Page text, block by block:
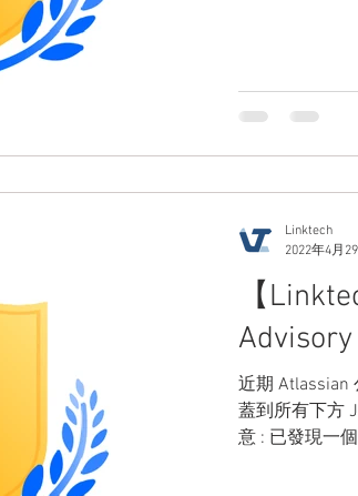
【
近期 Atlassian
蓋到所有下方
意 : 已發現一
Linktech
2022年4月